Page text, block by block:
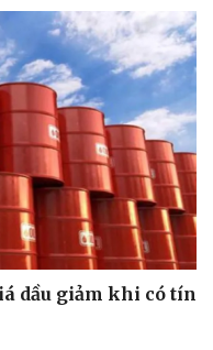
dầu giảm khi có tín